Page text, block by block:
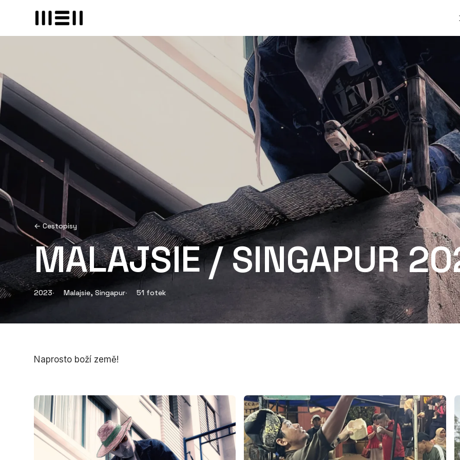
← Cestopisy
MALAJSIE / SINGAPUR
2023 Malajsie, Singapur 51 fotek
Naprosto boží země!